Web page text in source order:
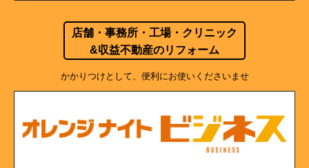
店舗・事務所・工場・クリニック
&収益不動産のリフォーム
かかりつけとして、便利にお使いくださいませ